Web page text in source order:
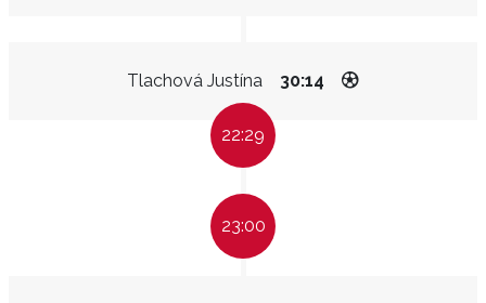
Tlachová Justína 30:14
22:29
23:00